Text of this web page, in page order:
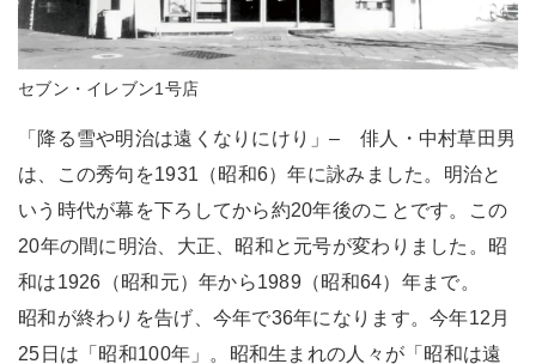
セブン・イレブン1号店
「降る雪や明治は遠くなりにけり」– 俳人・中村草田男
は、この秀句を1931（昭和6）年に詠みました。明治と
いう時代が幕を下ろしてから約20年後のことです。この
20年の間に明治、大正、昭和と元号が変わりました。昭
和は1926（昭和元）年から1989（昭和64）年まで。
昭和が終わりを告げ、今年で36年になります。今年12月
25日は「昭和100年」。昭和生まれの人々が「昭和は遠